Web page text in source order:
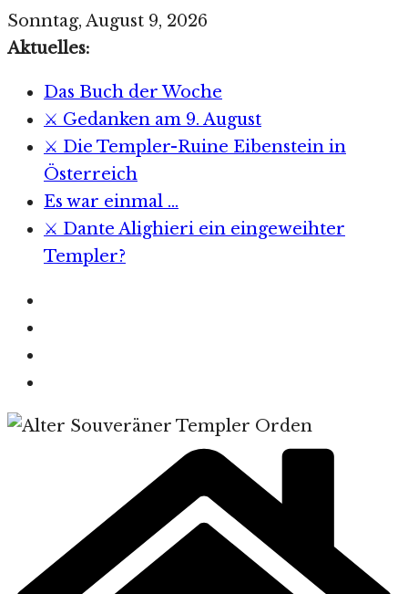
Zum
Inhalt
Sonntag, August 9, 2026
Aktuelles:
Das Buch der Woche
⚔️ Gedanken am 9. August
⚔️ Die Templer-Ruine Eibenstein in
Österreich
Es war einmal …
⚔️ Dante Alighieri ein eingeweihter
Templer?